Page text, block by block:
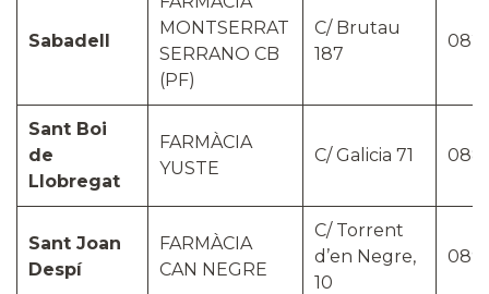
Sabadell
MONTSERRAT
SERRANO CB
(PF)
C/ Brutau
187
Sant Boi
de
Llobregat
FARMÀCIA
YUSTE
C/ Galicia 71
Sant Joan
Despí
FARMÀCIA
CAN NEGRE
C/ Torrent
d’en Negre,
10